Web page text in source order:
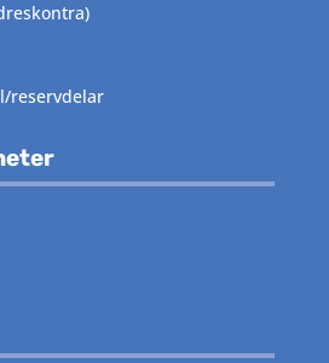
reservdelar